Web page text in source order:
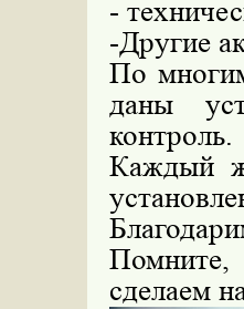
-
-Другие
По
даны
контроль.
Каждый
сделаем